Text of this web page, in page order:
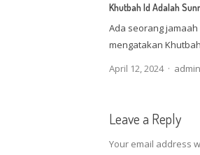
Khutbah Id Adalah
Ada seorang
mengatakan
April 12, 2024
Author
admin
Leave a Reply
Your email address